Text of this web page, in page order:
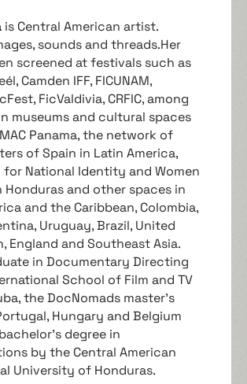
is Central American artist.
sounds and threads.Her
screened at festivals such as
Camden IFF, FICUNAM,
FicValdivia, CRFIC, among
museums and cultural spaces
Panama, the network of
of Spain in Latin America,
for National Identity and Women
Honduras and other spaces in
and the Caribbean, Colombia,
Uruguay, Brazil, United
England and Southeast Asia.
in Documentary Directing
School of Film and TV
the DocNomads master’s
Hungary and Belgium
degree in
by the Central American
University of Honduras.